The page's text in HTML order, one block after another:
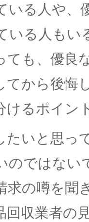
いる人や、
いる人も
ても、優良
てから後悔
けるポイン
たいと思っ
のではない
求の噂を聞
回収業者の